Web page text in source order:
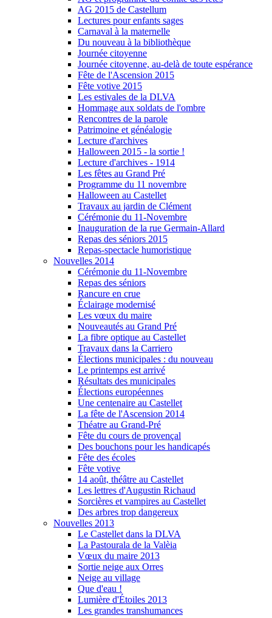
AG 2015 de Castellum
Lectures pour enfants sages
Carnaval à la maternelle
Du nouveau à la bibliothèque
Journée citoyenne
Journée citoyenne, au-delà de toute espérance
Fête de l'Ascension 2015
Fête votive 2015
Les estivales de la DLVA
Hommage aux soldats de l'ombre
Rencontres de la parole
Patrimoine et généalogie
Lecture d'archives
Halloween 2015 - la sortie !
Lecture d'archives - 1914
Les fêtes au Grand Pré
Programme du 11 novembre
Halloween au Castellet
Travaux au jardin de Clément
Cérémonie du 11-Novembre
Inauguration de la rue Germain-Allard
Repas des séniors 2015
Repas-spectacle humoristique
Nouvelles 2014
Cérémonie du 11-Novembre
Repas des séniors
Rancure en crue
Éclairage modernisé
Les vœux du maire
Nouveautés au Grand Pré
La fibre optique au Castellet
Travaux dans la Carriero
Élections municipales : du nouveau
Le printemps est arrivé
Résultats des municipales
Élections européennes
Une centenaire au Castellet
La fête de l'Ascension 2014
Théatre au Grand-Pré
Fête du cours de provençal
Des bouchons pour les handicapés
Fête des écoles
Fête votive
14 août, théâtre au Castellet
Les lettres d'Augustin Richaud
Sorcières et vampires au Castellet
Des arbres trop dangereux
Nouvelles 2013
Le Castellet dans la DLVA
La Pastourala de la Valèia
Vœux du maire 2013
Sortie neige aux Orres
Neige au village
Que d'eau !
Lumière d'Étoiles 2013
Les grandes transhumances